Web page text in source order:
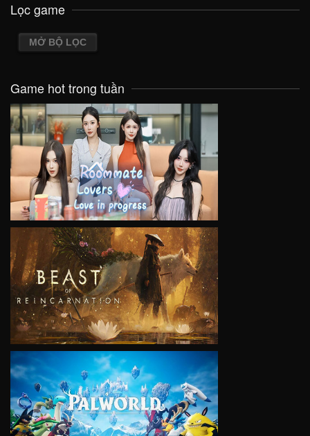
Lọc game
MỞ BỘ LỌC
Game hot trong tuần
VIEW
VIEW
VIEW